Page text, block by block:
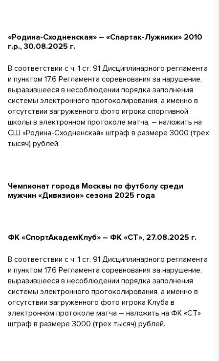
«Родина-Сходненская» – «Спартак-Лужники» 2010
г.р., 30.08.2025 г.
В соответствии с ч. 1 ст. 91 Дисциплинарного регламента
и пунктом 17.6 Регламента соревнования за нарушение,
выразившееся в несоблюдении порядка заполнения
системы электронного протоколирования, а именно в
отсутствии загруженного фото игрока спортивной
школы в электронном протоколе матча, – наложить на
СШ «Родина-Сходненская» штраф в размере 3000 (трех
тысяч) рублей.
Чемпионат города Москвы по футболу среди
мужчин «Дивизион» сезона 2025 года
ФК «СпортАкадемКлуб» – ФК «СТ», 27.08.2025 г.
В соответствии с ч. 1 ст. 91 Дисциплинарного регламента
и пунктом 17.6 Регламента соревнования за нарушение,
выразившееся в несоблюдении порядка заполнения
системы электронного протоколирования, а именно в
отсутствии загруженного фото игрока Клуба в
электронном протоколе матча – наложить на ФК «СТ»
штраф в размере 3000 (трех тысяч) рублей.